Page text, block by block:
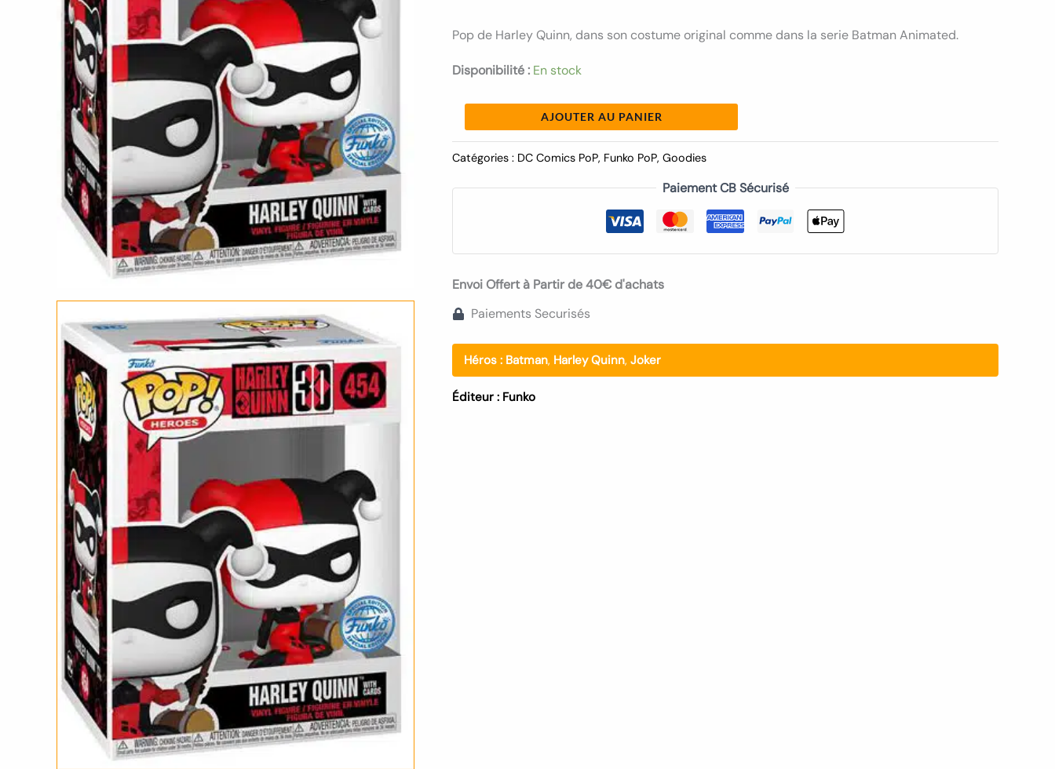
Pop de Harley Quinn, dans son costume original comme dans la serie Batman Animated.
Disponibilité : En stock
30th
AJOUTER AU PANIER
Catégories : DC Comics PoP, Funko PoP, Goodies
Paiement CB Sécurisé
Envoi Offert à Partir de 40€ d'achats
Paiements Securisés
Héros : Batman, Harley Quinn, Joker
Éditeur : Funko